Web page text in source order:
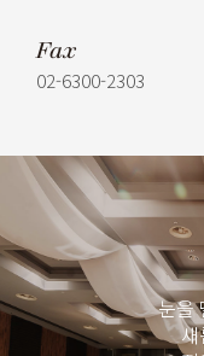
Fax
02-6300-2303
눈을
새